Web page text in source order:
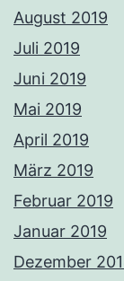
August 2019
Juli 2019
Juni 2019
Mai 2019
April 2019
März 2019
Februar 2019
Januar 2019
Dezember